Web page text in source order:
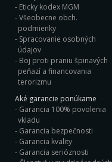
Eticky kodex MGM
Všeobecne obch.
podmienky
Spracovanie osobných
údajov
Boj proti praniu špinavých
peňazí a financovania
terorizmu
Aké garancie ponúkame
Garancia 100% povolenia
vkladu
Garancia bezpečnosti
Garancia kvality
Garancia serióznosti